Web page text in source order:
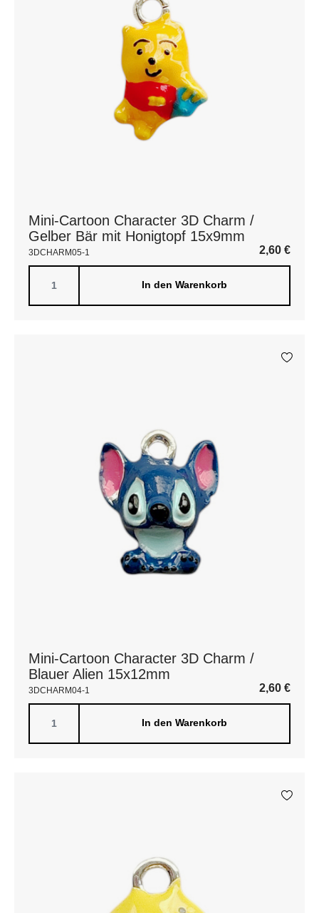
Mini-Cartoon Character 3D Charm /
Gelber Bär mit Honigtopf 15x9mm
3DCHARM05-1 2,60 €
In den Warenkorb
Mini-Cartoon Character 3D Charm /
Blauer Alien 15x12mm
3DCHARM04-1 2,60 €
In den Warenkorb